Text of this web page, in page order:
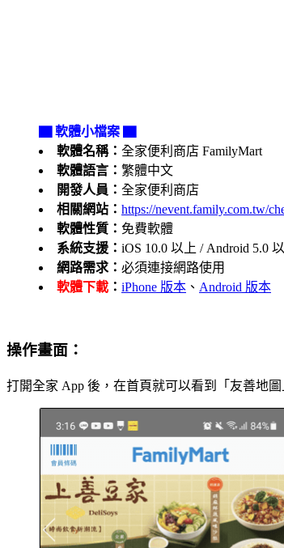
▇ 軟體小檔案 ▇
軟體名稱： 全家便利商店 FamilyMart
軟體語言： 繁體中文
開發人員： 全家便利商店
相關網站： https://nevent.family.com.tw/
軟體性質： 免費軟體
系統支援： iOS 10.0 以上 / Android 5.0
網路需求： 必須連接網路使用
軟體下載 ： iPhone 版本 、 Android 版本
操作畫面：
打開全家 App 後，在首頁就可以看到「友善地